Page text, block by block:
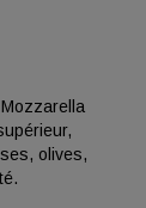
olives,